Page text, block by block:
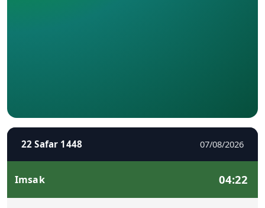
22 Safar 1448 07/08/2026
Imsak 04:22